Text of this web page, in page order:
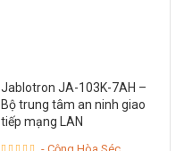
Jablotron JA-103K-7AH –
Bộ trung tâm an ninh giao
tiếp mạng LAN